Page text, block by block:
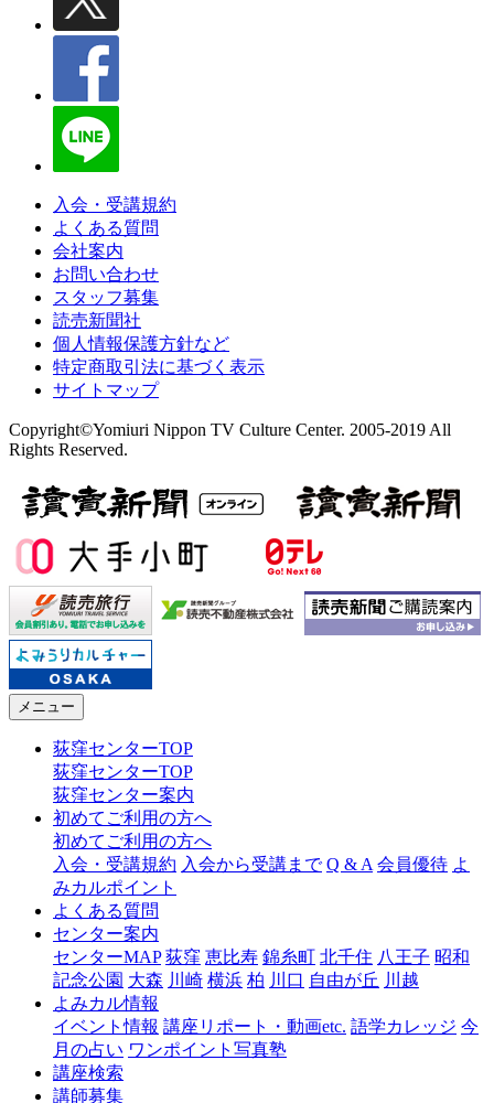
入会・受講規約
よくある質問
会社案内
お問い合わせ
スタッフ募集
読売新聞社
個人情報保護方針など
特定商取引法に基づく表示
サイトマップ
Copyright©Yomiuri Nippon TV Culture Center. 2005-2019 All
Rights Reserved.
メニュー
荻窪センターTOP
荻窪センターTOP
荻窪センター案内
初めてご利用の方へ
初めてご利用の方へ
入会・受講規約 入会から受講まで Q & A 会員優待 よ
みカルポイント
よくある質問
センター案内
センターMAP 荻窪 恵比寿 錦糸町 北千住 八王子 昭和
記念公園 大森 川崎 横浜 柏 川口 自由が丘 川越
よみカル情報
イベント情報 講座リポート・動画etc. 語学カレッジ 今
月の占い ワンポイント写真塾
講座検索
講師募集